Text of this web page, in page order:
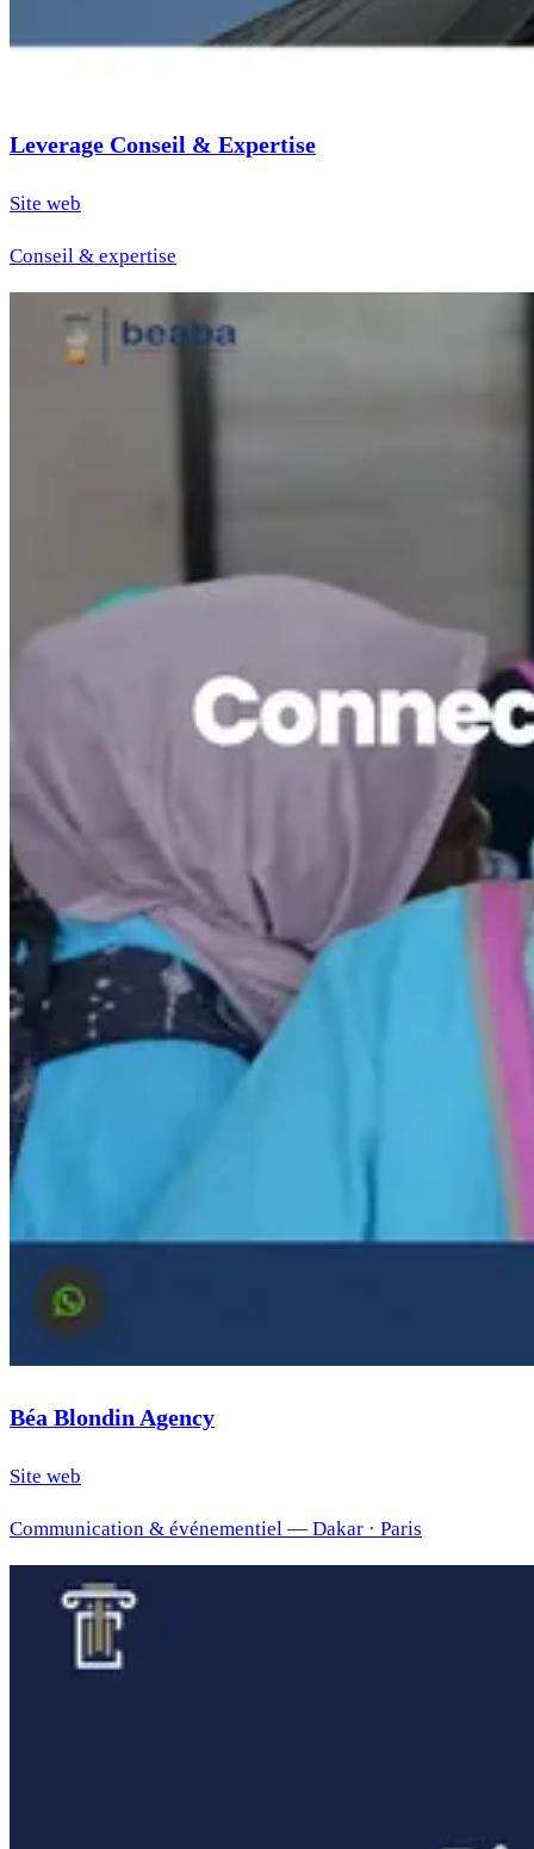
Leverage Conseil & Expertise
Site web
Conseil & expertise
Béa Blondin Agency
Site web
Communication & événementiel — Dakar · Paris